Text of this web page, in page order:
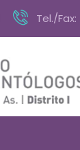
Tel./Fax: